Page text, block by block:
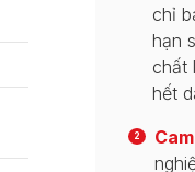
chỉ
hạn
chất
hết
2